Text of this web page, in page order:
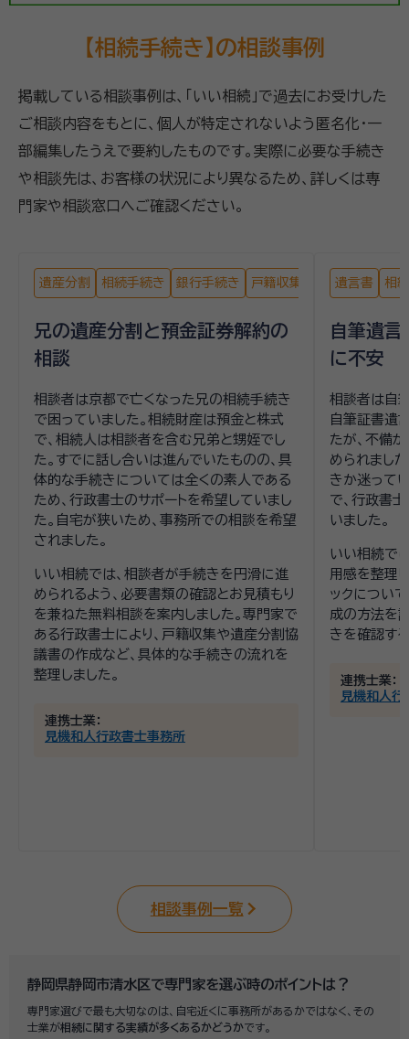
【相続手続き】の相談事例
掲載している相談事例は、「いい相続」で過去にお受けした
ご相談内容をもとに、個人が特定されないよう匿名化・一
部編集したうえで要約したものです。実際に必要な手続き
や相談先は、お客様の状況により異なるため、詳しくは専
門家や相談窓口へご確認ください。
遺産分割 相続手続き 銀行手続き 戸籍収集
兄の遺産分割と預金証券解約の
相談
相談者は京都で亡くなった兄の相続手続き
で困っていました。相続財産は預金と株式
で、相続人は相談者を含む兄弟と甥姪でし
た。すでに話し合いは進んでいたものの、具
体的な手続きについては全くの素人である
ため、行政書士のサポートを希望していまし
た。自宅が狭いため、事務所での相談を希望
されました。
いい相続では、相談者が手続きを円滑に進
められるよう、必要書類の確認とお見積もり
を兼ねた無料相談を案内しました。専門家で
ある行政書士により、戸籍収集や遺産分割協
議書の作成など、具体的な手続きの流れを
整理しました。
連携士業：
見機和人行政書士事務所
遺言書 相
自筆遺
に不安
相談者は自
自筆証書遺
たが、不備
められまし
きか迷って
で、行政書
いました。
いい相続で
用感を整理
ックについ
成の方法を
きを確認す
連携士業：
見機和人行
相談事例一覧
静岡県静岡市清水区で専門家を選ぶ時のポイントは？
専門家選びで最も大切なのは、自宅近くに事務所があるかではなく、その
士業が相続に関する実績が多くあるかどうかです。